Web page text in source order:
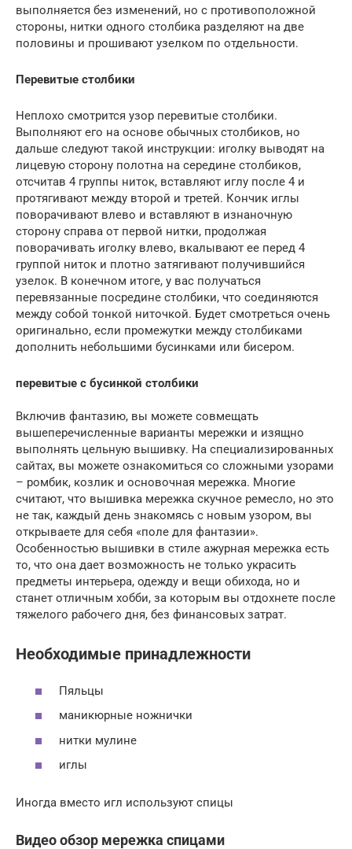
выполняется без изменений, но с противоположной
стороны, нитки одного столбика разделяют на две
половины и прошивают узелком по отдельности.
Перевитые столбики
Неплохо смотрится узор перевитые столбики.
Выполняют его на основе обычных столбиков, но
дальше следуют такой инструкции: иголку выводят на
лицевую сторону полотна на середине столбиков,
отсчитав 4 группы ниток, вставляют иглу после 4 и
протягивают между второй и третей. Кончик иглы
поворачивают влево и вставляют в изнаночную
сторону справа от первой нитки, продолжая
поворачивать иголку влево, вкалывают ее перед 4
группой ниток и плотно затягивают получившийся
узелок. В конечном итоге, у вас получаться
перевязанные посредине столбики, что соединяются
между собой тонкой ниточкой. Будет смотреться очень
оригинально, если промежутки между столбиками
дополнить небольшими бусинками или бисером.
перевитые с бусинкой столбики
Включив фантазию, вы можете совмещать
вышеперечисленные варианты мережки и изящно
выполнять цельную вышивку. На специализированных
сайтах, вы можете ознакомиться со сложными узорами
– ромбик, козлик и основочная мережка. Многие
считают, что вышивка мережка скучное ремесло, но это
не так, каждый день знакомясь с новым узором, вы
открываете для себя «поле для фантазии».
Особенностью вышивки в стиле ажурная мережка есть
то, что она дает возможность не только украсить
предметы интерьера, одежду и вещи обихода, но и
станет отличным хобби, за которым вы отдохнете после
тяжелого рабочего дня, без финансовых затрат.
Необходимые принадлежности
Пяльцы
маникюрные ножнички
нитки мулине
иглы
Иногда вместо игл используют спицы
Видео обзор мережка спицами